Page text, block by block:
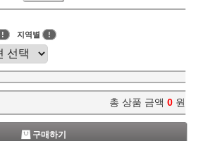
! 지역별 !
총 상품 금액 0 원
구매하기